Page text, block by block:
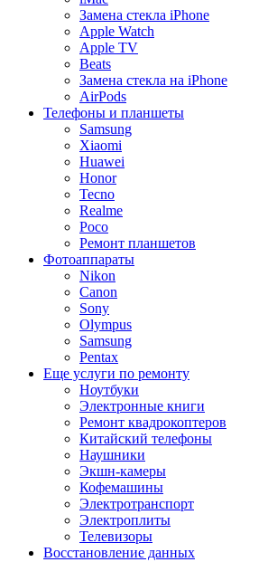
Замена стекла iPhone
Apple Watch
Apple TV
Beats
Замена стекла на iPhone
AirPods
Телефоны и планшеты
Samsung
Xiaomi
Huawei
Honor
Tecno
Realme
Poco
Ремонт планшетов
Фотоаппараты
Nikon
Canon
Sony
Olympus
Samsung
Pentax
Еще услуги по ремонту
Ноутбуки
Электронные книги
Ремонт квадрокоптеров
Китайский телефоны
Наушники
Экшн-камеры
Кофемашины
Электротранспорт
Электроплиты
Телевизоры
Восстановление данных